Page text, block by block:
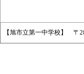
【旭市立第一中学校】 〒